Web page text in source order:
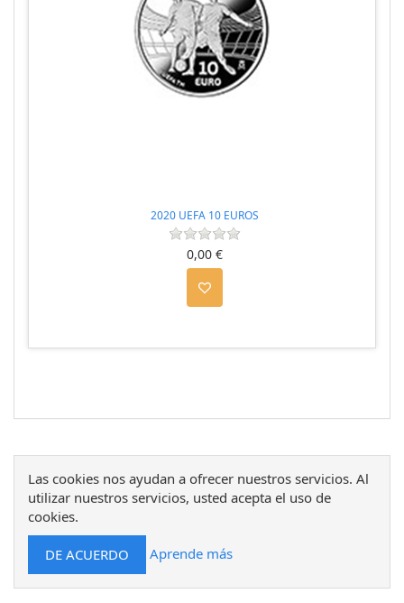
2020 UEFA 10 EUROS
0,00 €
Las cookies nos ayudan a ofrecer nuestros servicios. Al
utilizar nuestros servicios, usted acepta el uso de
cookies.
Aprende más